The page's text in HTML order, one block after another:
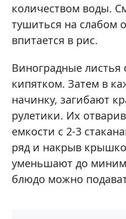
количеством воды.
тушиться на слабом
впитается в рис.
Виноградные
кипятком. Затем в
начинку, загибают
рулетики. Их
емкости с 2-3
ряд и накрыв
уменьшают до
блюдо можно